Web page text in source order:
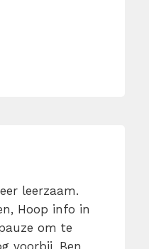
leerzaam.
Hoop info in
om te
voorbij. Ben